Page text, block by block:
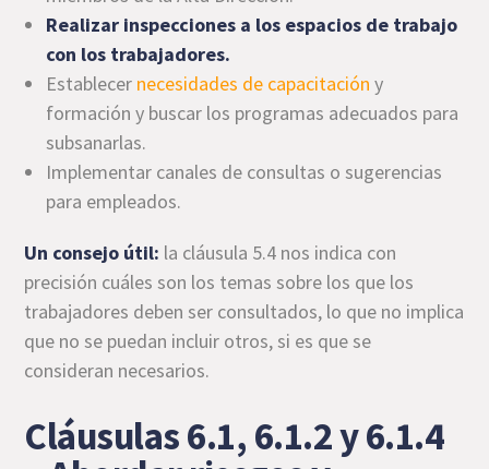
Realizar inspecciones a los espacios de trabajo
con los trabajadores.
Establecer necesidades de capacitación y
formación y buscar los programas adecuados para
subsanarlas.
Implementar canales de consultas o sugerencias
para empleados.
Un consejo útil: la cláusula 5.4 nos indica con
precisión cuáles son los temas sobre los que los
trabajadores deben ser consultados, lo que no implica
que no se puedan incluir otros, si es que se
consideran necesarios.
Cláusulas 6.1, 6.1.2 y 6.1.4